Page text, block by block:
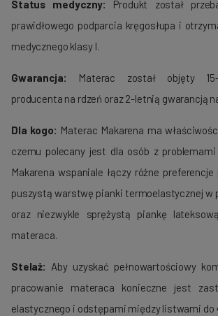
Status medyczny: Produkt został
prawidłowego podparcia kręgosłupa i
medycznego klasy I.
Gwarancja:
Materac został objęty
producenta na rdzeń oraz 2-letnią gwarancją
Dla kogo: Materac Makarena ma
czemu polecany jest dla osób z problemami
Makarena wspaniale łączy różne
puszystą warstwę pianki termoelastycznej w
oraz niezwykle sprężystą piankę
materaca.
Stelaż: Aby uzyskać pełnowartościowy
pracowanie materaca konieczne jest
elastycznego i odstępami między listwami do